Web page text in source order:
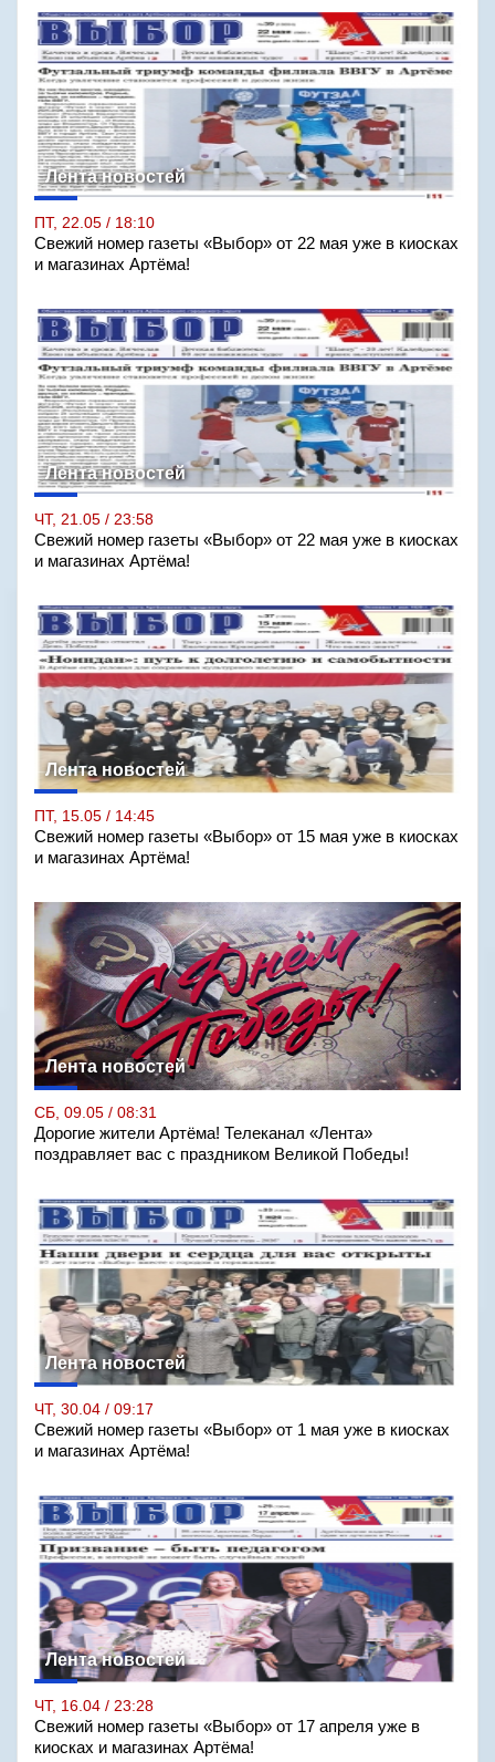
Лента новостей
ПТ, 22.05 / 18:10
Свежий номер газеты «Выбор» от 22 мая уже в киосках
и магазинах Артёма!
Лента новостей
ЧТ, 21.05 / 23:58
Свежий номер газеты «Выбор» от 22 мая уже в киосках
и магазинах Артёма!
Лента новостей
ПТ, 15.05 / 14:45
Свежий номер газеты «Выбор» от 15 мая уже в киосках
и магазинах Артёма!
Лента новостей
СБ, 09.05 / 08:31
Дорогие жители Артёма! Телеканал «Лента»
поздравляет вас с праздником Великой Победы!
Лента новостей
ЧТ, 30.04 / 09:17
Свежий номер газеты «Выбор» от 1 мая уже в киосках
и магазинах Артёма!
Лента новостей
ЧТ, 16.04 / 23:28
Свежий номер газеты «Выбор» от 17 апреля уже в
киосках и магазинах Артёма!